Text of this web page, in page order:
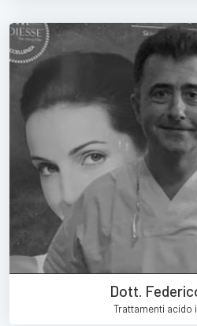
Dott.
Trattamenti acido